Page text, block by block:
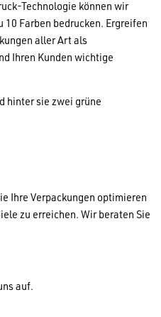
Technologie können wir
10 Farben bedrucken. Ergreifen
aller Art als
Ihren Kunden wichtige
Ihre Verpackungen optimieren
zu erreichen. Wir beraten Sie
auf.